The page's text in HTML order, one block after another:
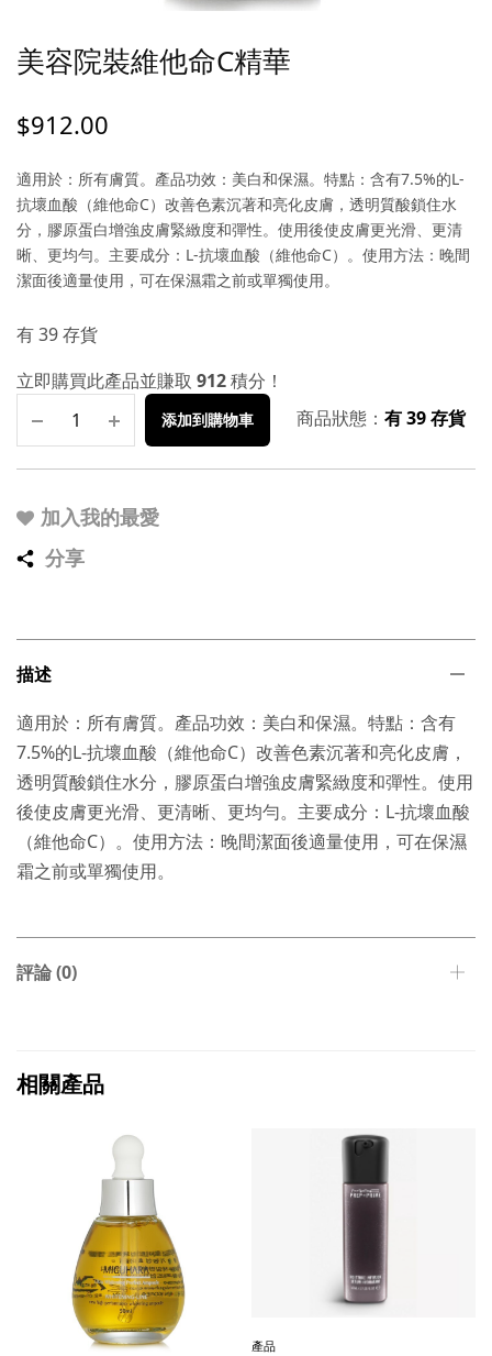
美容院裝維他命C精華
$912.00
適用於：所有膚質。產品功效：美白和保濕。特點：含有7.5%的L-
抗壞血酸（維他命C）改善色素沉著和亮化皮膚，透明質酸鎖住水
分，膠原蛋白增強皮膚緊緻度和彈性。使用後使皮膚更光滑、更清
晰、更均勻。主要成分：L-抗壞血酸（維他命C）。使用方法：晚間
潔面後適量使用，可在保濕霜之前或單獨使用。
有 39 存貨
立即購買此產品並賺取 912積分！
添加到購物車 商品狀態： 有 39 存貨
加入我的最愛
分享
描述
適用於：所有膚質。產品功效：美白和保濕。特點：含有
7.5%的L-抗壞血酸（維他命C）改善色素沉著和亮化皮膚，
透明質酸鎖住水分，膠原蛋白增強皮膚緊緻度和彈性。使用
後使皮膚更光滑、更清晰、更均勻。主要成分：L-抗壞血酸
（維他命C）。使用方法：晚間潔面後適量使用，可在保濕
霜之前或單獨使用。
評論 (0)
相關產品
產品